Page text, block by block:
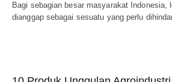
Bagi sebagian besar masyarakat Indonesia,
dianggap sebagai sesuatu yang perlu